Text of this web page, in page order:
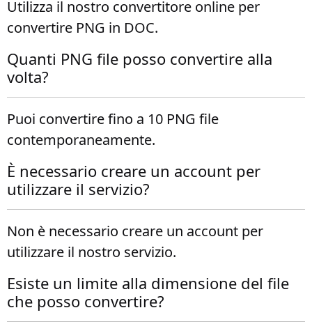
Utilizza il nostro convertitore online per
convertire PNG in DOC.
Quanti PNG file posso convertire alla
volta?
Puoi convertire fino a 10 PNG file
contemporaneamente.
È necessario creare un account per
utilizzare il servizio?
Non è necessario creare un account per
utilizzare il nostro servizio.
Esiste un limite alla dimensione del file
che posso convertire?